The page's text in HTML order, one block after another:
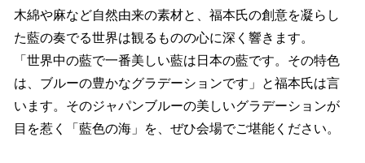
込
み
中
で
木綿や麻など自然由来の素材と、福本氏の創意を凝らし
た藍の奏でる世界は観るものの心に深く響きます。
「世界中の藍で一番美しい藍は日本の藍です。その特色
は、ブルーの豊かなグラデーションです」と福本氏は言
います。そのジャパンブルーの美しいグラデーションが
目を惹く「藍色の海」を、ぜひ会場でご堪能ください。